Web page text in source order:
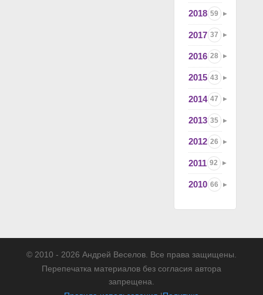
2018 59
2017 37
2016 28
2015 43
2014 47
2013 35
2012 26
2011 92
2010 66
© 2010 - 2026 Андрей Веселов. Все права защищены.
Перепечатка материалов без согласия автора
запрещена.